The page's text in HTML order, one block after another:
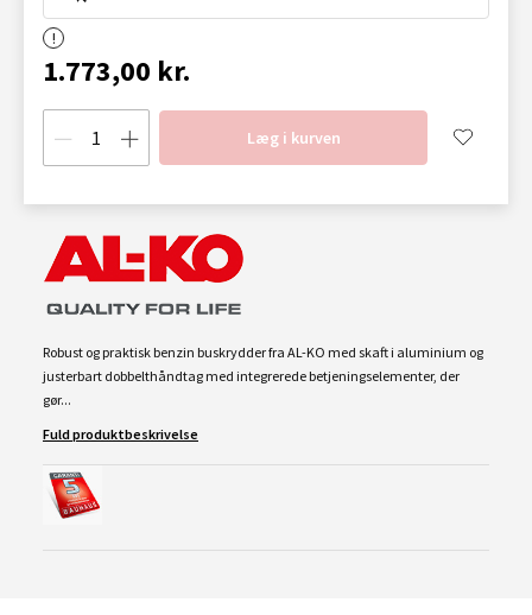
1.773,00 kr.
Læg i kurven
Robust og praktisk benzin buskrydder fra AL-KO med skaft i aluminium og
justerbart dobbelthåndtag med integrerede betjeningselementer, der
gør...
Fuld produktbeskrivelse